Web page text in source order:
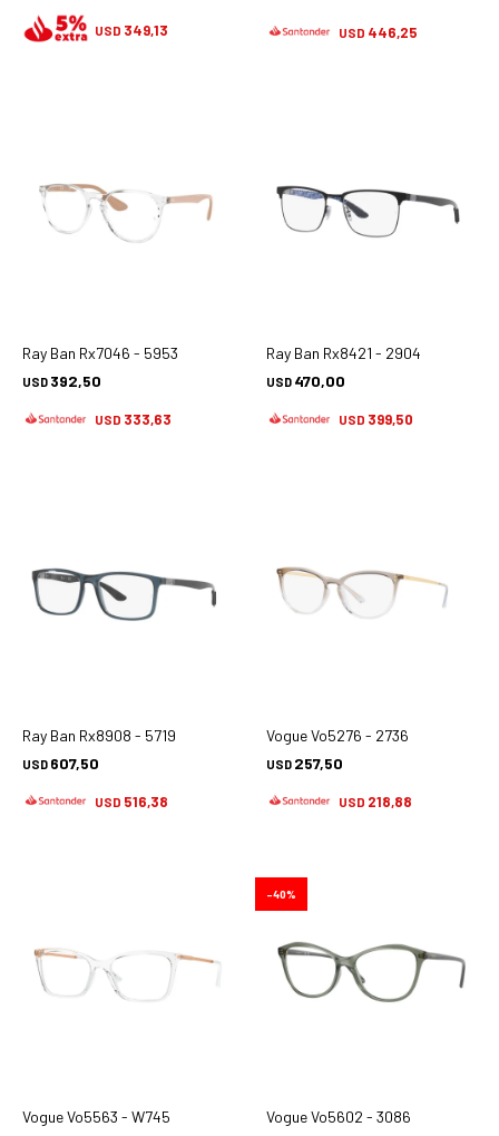
USD 349,13 USD 446,25
Ray Ban Rx7046 - 5953
USD 392,50
USD 333,63
Ray Ban Rx8421 - 2904
USD 470,00
USD 399,50
Ray Ban Rx8908 - 5719
USD 607,50
USD 516,38
Vogue Vo5276 - 2736
USD 257,50
USD 218,88
Vogue Vo5563 - W745
Vogue Vo5602 - 3086
40